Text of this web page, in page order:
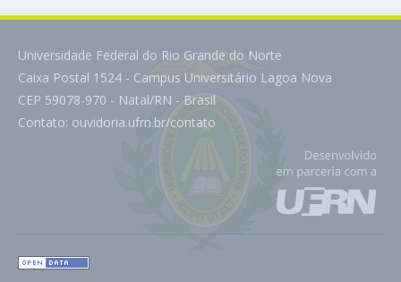
Universidade Federal do Rio Grande do Norte
Caixa Postal 1524 - Campus Universitário Lagoa Nova
CEP 59078-970 - Natal/RN - Brasil
Contato: ouvidoria.ufrn.br/contato